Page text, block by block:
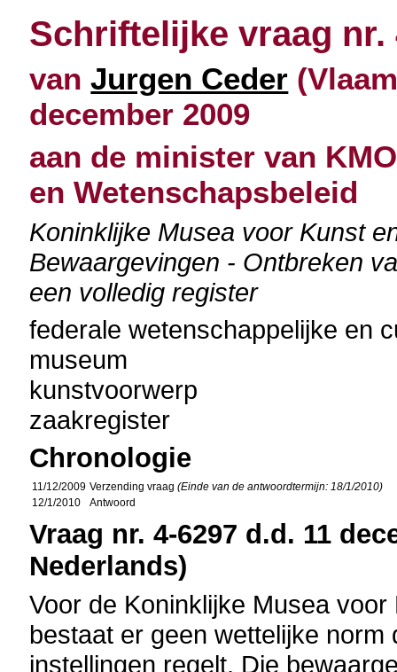
Schriftelijke vraag nr.
vanJurgen Ceder
december 2009
aan de minister van
en Wetenschapsbeleid
Koninklijke Musea voor Kunst
Bewaargevingen - Ontbreken
een volledig register
federale wetenschappelijke en
museum
kunstvoorwerp
zaakregister
Chronologie
11/12/2009 Verzending vraag(Einde van de antwoordtermijn: 18/1/2010)
12/1/2010
Antwoord
Vraag nr. 4-6297 d.d. 11
Nederlands)
Voor de Koninklijke Musea
bestaat er geen wettelijke
instellingen regelt. Die